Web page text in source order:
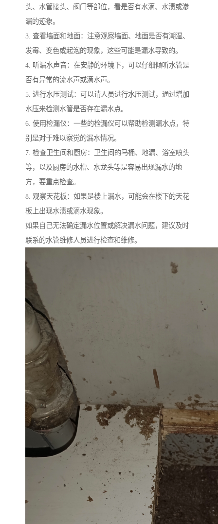
头、水管接头、阀门等部位，看是否有水滴、水渍或渗
漏的迹象。
3. 查看墙面和地面：注意观察墙面、地面是否有潮湿、
发霉、变色或起泡的现象，这些可能是漏水导致的。
4. 听漏水声音：在安静的环境下，可以仔细倾听水管是
否有异常的流水声或滴水声。
5. 进行水压测试：可以请人员进行水压测试，通过增加
水压来检测水管是否存在漏水点。
6. 使用检漏仪：一些的检漏仪可以帮助检测漏水点，特
别是对于难以察觉的漏水情况。
7. 检查卫生间和厨房：卫生间的马桶、地漏、浴室喷头
等，以及厨房的水槽、水龙头等是容易出现漏水的地
方，要重点检查。
8. 观察天花板：如果是楼上漏水，可能会在楼下的天花
板上出现水渍或滴水现象。
如果自己无法确定漏水位置或解决漏水问题，建议及时
联系的水管维修人员进行检查和维修。